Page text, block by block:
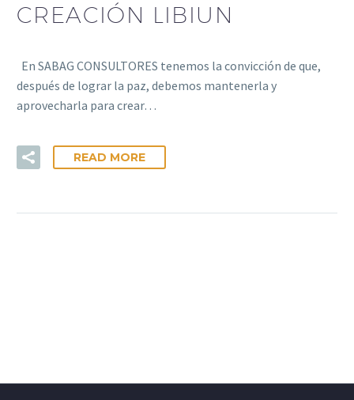
CREACIÓN LIBIUN
En SABAG CONSULTORES tenemos la convicción de que,
después de lograr la paz, debemos mantenerla y
aprovecharla para crear…
READ MORE